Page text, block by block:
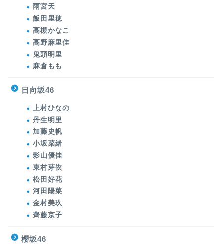
雨宮天
飯田里穂
高槻かなこ
高野麻里佳
鬼頭明里
麻倉もも
日向坂46
上村ひなの
丹生明里
加藤史帆
小坂菜緒
影山優佳
東村芽依
松田好花
河田陽菜
金村美玖
齊藤京子
櫻坂46